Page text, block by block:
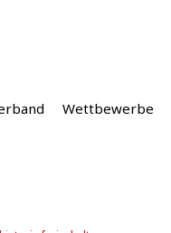
Wettbewerbe